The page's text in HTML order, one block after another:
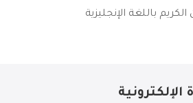
باللغة الإنجليزية